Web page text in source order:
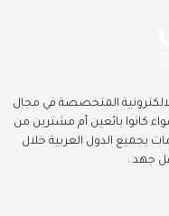
المتخصصة في مجال
كانوا بائعين أم مشترين من
بجميع الدول العربية خلال
جهد .